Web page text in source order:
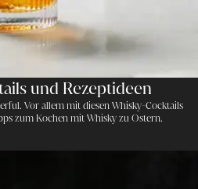
und Rezeptideen
Vor allem mit diesen Whisky-Cocktails
zum Kochen mit Whisky zu Ostern.